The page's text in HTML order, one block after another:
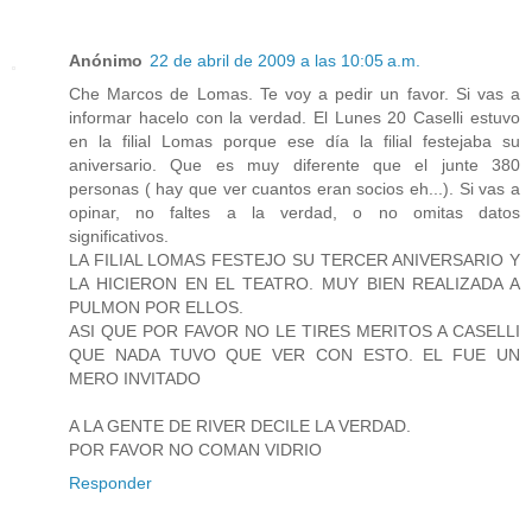
Anónimo 22 de abril de 2009 a las 10:05 a.m.
Che Marcos de Lomas. Te voy a pedir un favor. Si vas a
informar hacelo con la verdad. El Lunes 20 Caselli estuvo
en la filial Lomas porque ese día la filial festejaba su
aniversario. Que es muy diferente que el junte 380
personas ( hay que ver cuantos eran socios eh...). Si vas a
opinar, no faltes a la verdad, o no omitas datos
significativos.
LA FILIAL LOMAS FESTEJO SU TERCER ANIVERSARIO Y
LA HICIERON EN EL TEATRO. MUY BIEN REALIZADA A
PULMON POR ELLOS.
ASI QUE POR FAVOR NO LE TIRES MERITOS A CASELLI
QUE NADA TUVO QUE VER CON ESTO. EL FUE UN
MERO INVITADO
A LA GENTE DE RIVER DECILE LA VERDAD.
POR FAVOR NO COMAN VIDRIO
Responder